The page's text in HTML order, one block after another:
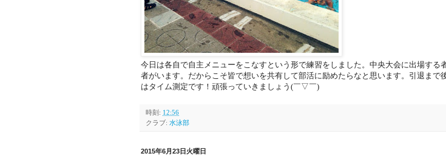
今日は各自で自主メニューをこなすという形で練習をしました。中央大会に出場する
者がいます。だからこそ皆で想いを共有して部活に励めたらなと思います。引退まで
はタイム測定です！頑張っていきましょう(￣▽￣)
時刻: 12:56
クラブ: 水泳部
2015年6月23日火曜日